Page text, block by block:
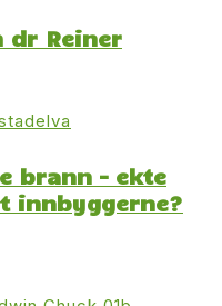
dr Reiner
brann – ekte
innbyggerne?